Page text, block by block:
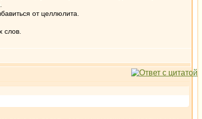
от целлюлита.
слов.